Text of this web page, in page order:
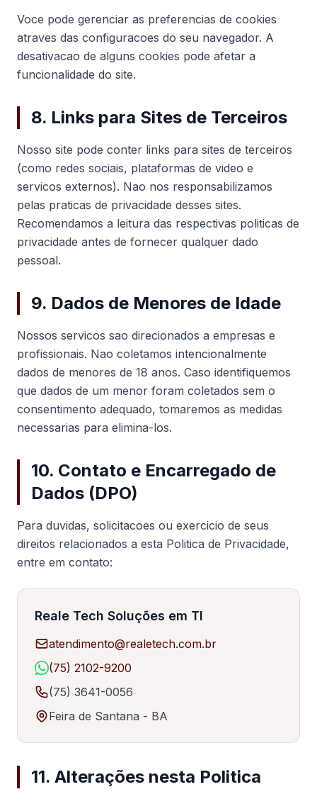
Voce pode gerenciar as preferencias de cookies
atraves das configuracoes do seu navegador. A
desativacao de alguns cookies pode afetar a
funcionalidade do site.
8. Links para Sites de Terceiros
Nosso site pode conter links para sites de terceiros
(como redes sociais, plataformas de video e
servicos externos). Nao nos responsabilizamos
pelas praticas de privacidade desses sites.
Recomendamos a leitura das respectivas politicas de
privacidade antes de fornecer qualquer dado
pessoal.
9. Dados de Menores de Idade
Nossos servicos sao direcionados a empresas e
profissionais. Nao coletamos intencionalmente
dados de menores de 18 anos. Caso identifiquemos
que dados de um menor foram coletados sem o
consentimento adequado, tomaremos as medidas
necessarias para elimina-los.
10. Contato e Encarregado de
Dados (DPO)
Para duvidas, solicitacoes ou exercicio de seus
direitos relacionados a esta Politica de Privacidade,
entre em contato:
Reale Tech Soluções em TI
atendimento@realetech.com.br
(75) 2102-9200
(75) 3641-0056
Feira de Santana - BA
11. Alterações nesta Politica